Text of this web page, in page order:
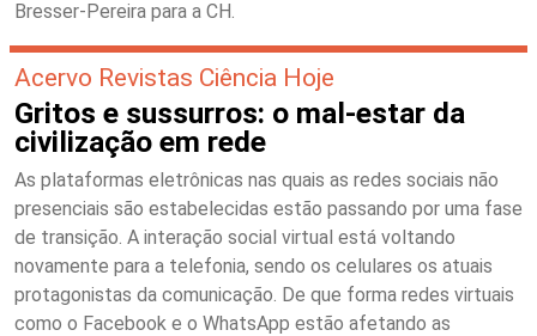
Bresser-Pereira para a CH.
Acervo Revistas Ciência Hoje
Gritos e sussurros: o mal-estar da
civilização em rede
As plataformas eletrônicas nas quais as redes sociais não
presenciais são estabelecidas estão passando por uma fase
de transição. A interação social virtual está voltando
novamente para a telefonia, sendo os celulares os atuais
protagonistas da comunicação. De que forma redes virtuais
como o Facebook e o WhatsApp estão afetando as